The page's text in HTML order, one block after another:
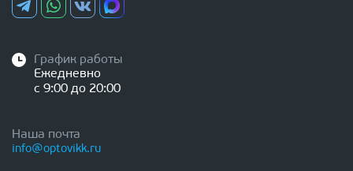
График работы
Ежедневно
с 9:00 до 20:00
Наша почта
info@optovikk.ru